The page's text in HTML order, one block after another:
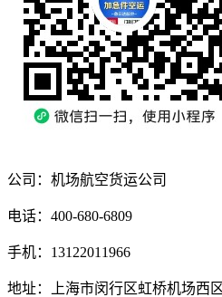
公司：机场航空货运公司
电话：400-680-6809
手机：13122011966
地址：上海市闵行区虹桥机场西